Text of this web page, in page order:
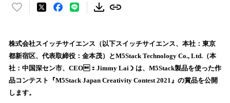
い
！
数
を
読
込
株式会社スイッチサイエンス（以下スイッチサイエンス、本社：東京
都新宿区、代表取締役：金本茂）とM5Stack Technology Co., Ltd.（本
社：中国深セン市、CEO：Jimmy Lai）は、M5Stack製品を使った作
品コンテスト『M5Stack Japan Creativity Contest 2021』の賞品を公開
します。